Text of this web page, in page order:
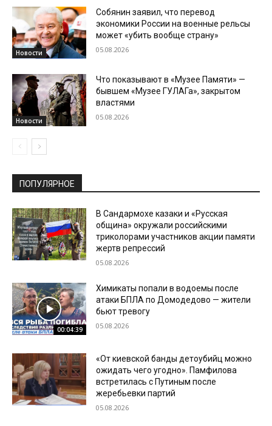
Новости
Собянин заявил, что перевод
экономики России на военные рельсы
может «убить вообще страну»
05.08.2026
Новости
Что показывают в «Музее Памяти» —
бывшем «Музее ГУЛАГа», закрытом
властями
05.08.2026
ПОПУЛЯРНОЕ
В Сандармохе казаки и «Русская
община» окружали российскими
триколорами участников акции памяти
жертв репрессий
05.08.2026
00:04:39
Химикаты попали в водоемы после
атаки БПЛА по Домодедово — жители
бьют тревогу
05.08.2026
«От киевской банды детоубийц можно
ожидать чего угодно». Памфилова
встретилась с Путиным после
жеребьевки партий
05.08.2026